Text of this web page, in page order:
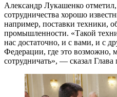
Александр Лукашенко
сотрудничества хорошо
например, поставки техники,
промышленности. «Такой
нас достаточно, и с вами, и с
Федерации, где это возможно,
сотрудничать», — сказал Глава